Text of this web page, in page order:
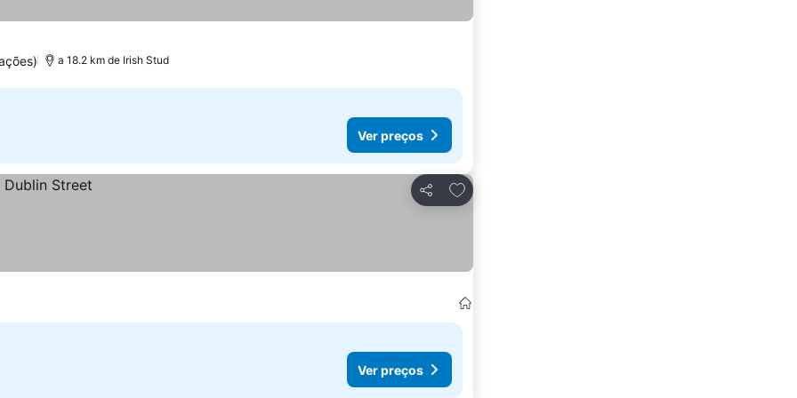
a 18.2 km de Irish Stud
Ver preços
Partilhar
Adicionar aos favoritos
Ver preços